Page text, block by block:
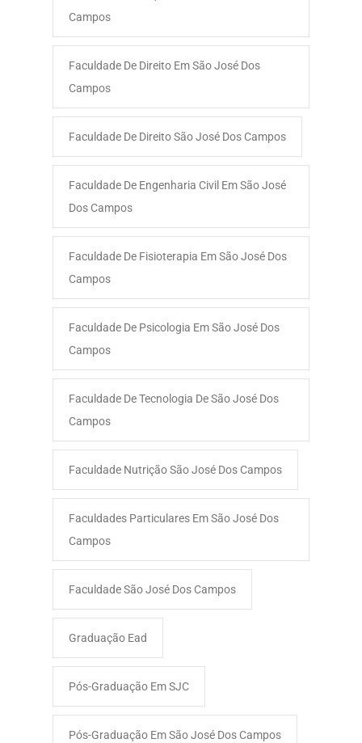
Campos
Faculdade De Direito Em São José Dos
Campos
Faculdade De Direito São José Dos Campos
Faculdade De Engenharia Civil Em São José
Dos Campos
Faculdade De Fisioterapia Em São José Dos
Campos
Faculdade De Psicologia Em São José Dos
Campos
Faculdade De Tecnologia De São José Dos
Campos
Faculdade Nutrição São José Dos Campos
Faculdades Particulares Em São José Dos
Campos
Faculdade São José Dos Campos​
Graduação Ead
Pós-Graduação Em SJC
Pós-Graduação Em São José Dos Campos